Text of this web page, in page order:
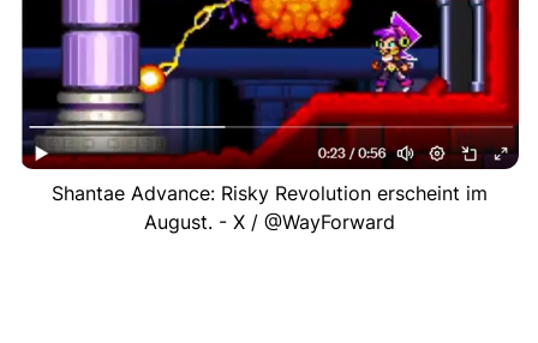
Shantae Advance: Risky Revolution erscheint im
August. - X / @WayForward